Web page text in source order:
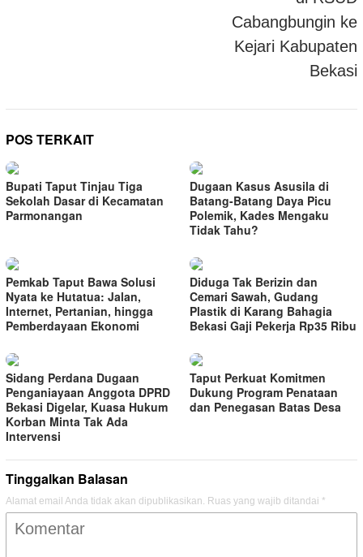
Cabangbungin ke
Kejari Kabupaten
Bekasi
POS TERKAIT
Bupati Taput Tinjau Tiga
Sekolah Dasar di Kecamatan
Parmonangan
Dugaan Kasus Asusila di
Batang-Batang Daya Picu
Polemik, Kades Mengaku
Tidak Tahu?
Pemkab Taput Bawa Solusi
Nyata ke Hutatua: Jalan,
Internet, Pertanian, hingga
Pemberdayaan Ekonomi
Diduga Tak Berizin dan
Cemari Sawah, Gudang
Plastik di Karang Bahagia
Bekasi Gaji Pekerja Rp35 Ribu
Sidang Perdana Dugaan
Penganiayaan Anggota DPRD
Bekasi Digelar, Kuasa Hukum
Korban Minta Tak Ada
Intervensi
Taput Perkuat Komitmen
Dukung Program Penataan
dan Penegasan Batas Desa
Tinggalkan Balasan
Alamat email Anda tidak akan dipublikasikan. Ruas yang wajib ditandai *